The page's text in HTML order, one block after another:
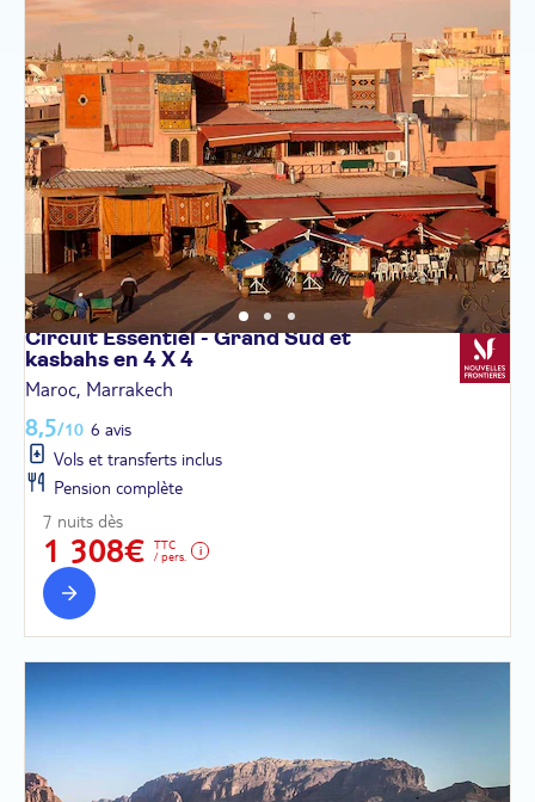
Circuit Essentiel - Grand Sud et
kasbahs en 4 X 4
Maroc, Marrakech
8,5/10 6 avis
Vols et transferts inclus
Pension complète
7 nuits dès
1 308€
TTC
/ pers.